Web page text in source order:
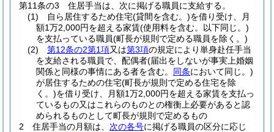
第11条の3
住居手当は、次に掲げる職員に支給する。
(1)
自ら居住するため住宅(貸間を含む。)を借り受け、月
額1万2,000円を超える家賃(使用料を含む。以下同じ。)
を支払っている職員(町長が規則で定める職員を除く。)
(2)
第12条の2第1項又は第3項の規定により単身赴任手当
を支給される職員で、配偶者(届出をしないが事実上婚姻
関係と同様の事情にある者を含む。 同条において同じ。)
が居住するための住宅(町長が規則で定める住宅を除
く。)を借り受け、月額1万2,000円を超える家賃を支払っ
ているもの又はこれらのものとの権衡上必要があると認
められるものとして町長が規則で定めるもの
2
住居手当の月額は、 次の各号に掲げる職員の区分に応じ